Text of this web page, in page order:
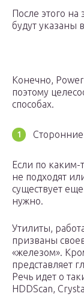
После этого на
будут указаны
Конечно,
поэтому
способах.
Если по каким-
не подходят
существует
нужно.
Утилиты,
призваны
«железом».
представляет
Речь идет о
HDDScan,